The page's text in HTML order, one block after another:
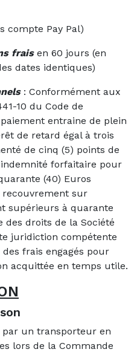
compte Pay Pal)
fraisen 60 jours (en
dates identiques)
: Conformément aux
10 du Code de
entraine de plein
de retard égal à trois
de cinq (5) points de
forfaitaire pour
(40) Euros
recouvrement sur
supérieurs à quarante
des droits de la Société
juridiction compétente
frais engagés pour
acquittée en temps utile.
par un transporteur en
lors de la Commande